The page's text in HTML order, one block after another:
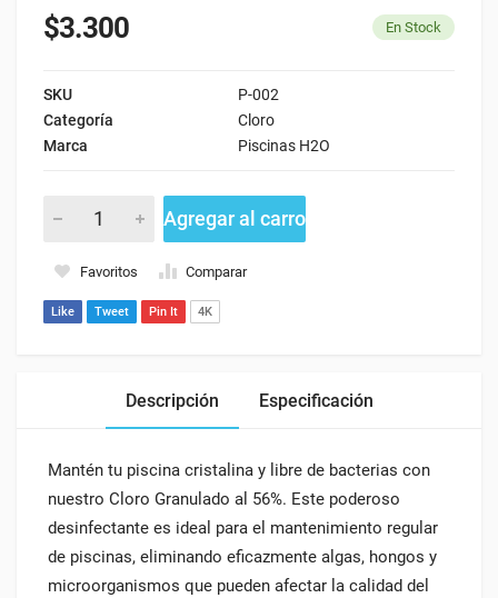
$3.300 En Stock
SKU
P-002
Categoría
Cloro
Marca
Piscinas H2O
Agregar al carro
Favoritos Comparar
Like Tweet Pin It 4K
Descripción Especificación
Mantén tu piscina cristalina y libre de bacterias con
nuestro Cloro Granulado al 56%. Este poderoso
desinfectante es ideal para el mantenimiento regular
de piscinas, eliminando eficazmente algas, hongos y
microorganismos que pueden afectar la calidad del